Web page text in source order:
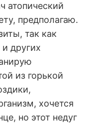
атопический
предполагаю.
так как
других
из горькой
хочется
но этот недуг